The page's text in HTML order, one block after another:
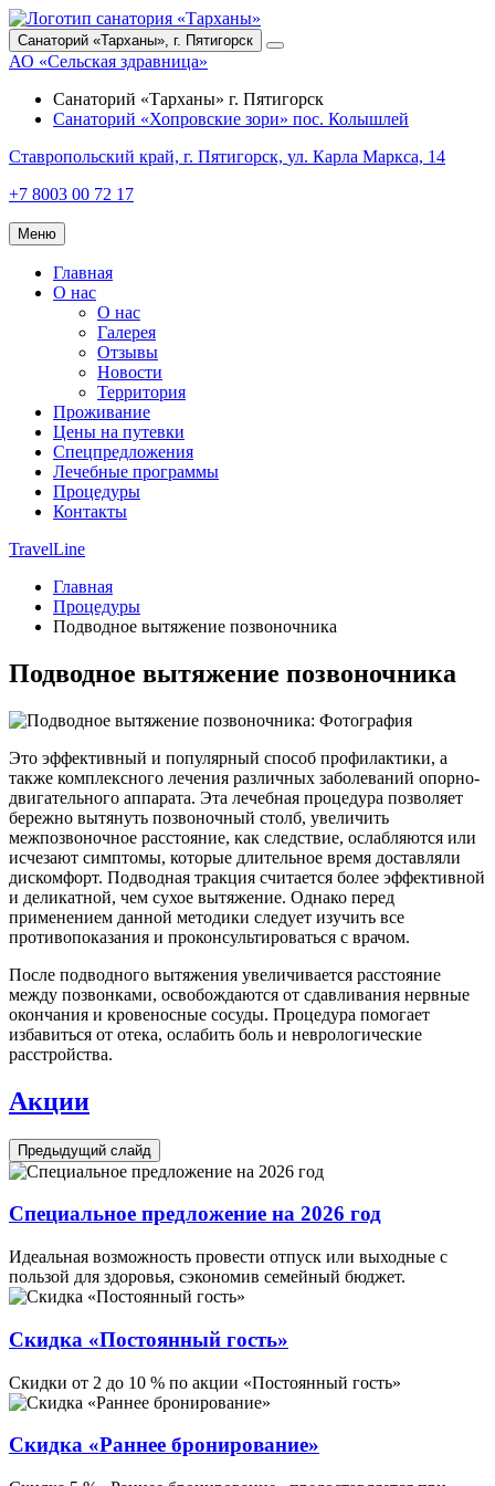
Санаторий «Тарханы», г. Пятигорск
АО «Сельская здравница»
Санаторий «Тарханы» г. Пятигорск
Санаторий «Хопровские зори» пос. Колышлей
Ставропольский край, г. Пятигорск, ул. Карла Маркса, 14
+7 8003 00 72 17
Меню
Главная
О нас
О нас
Галерея
Отзывы
Новости
Территория
Проживание
Цены на путевки
Спецпредложения
Лечебные программы
Процедуры
Контакты
TravelLine
Главная
Процедуры
Подводное вытяжение позвоночника
Подводное вытяжение позвоночника
Это эффективный и популярный способ профилактики, а
также комплексного лечения различных заболеваний опорно-
двигательного аппарата. Эта лечебная процедура позволяет
бережно вытянуть позвоночный столб, увеличить
межпозвоночное расстояние, как следствие, ослабляются или
исчезают симптомы, которые длительное время доставляли
дискомфорт. Подводная тракция считается более эффективной
и деликатной, чем сухое вытяжение. Однако перед
применением данной методики следует изучить все
противопоказания и проконсультироваться с врачом.
После подводного вытяжения увеличивается расстояние
между позвонками, освобождаются от сдавливания нервные
окончания и кровеносные сосуды. Процедура помогает
избавиться от отека, ослабить боль и неврологические
расстройства.
Акции
Предыдущий слайд
Специальное предложение на 2026 год
Идеальная возможность провести отпуск или выходные с
пользой для здоровья, сэкономив семейный бюджет.
Скидка «Постоянный гость»
Скидки от 2 до 10 % по акции «Постоянный гость»
Скидка «Раннее бронирование»